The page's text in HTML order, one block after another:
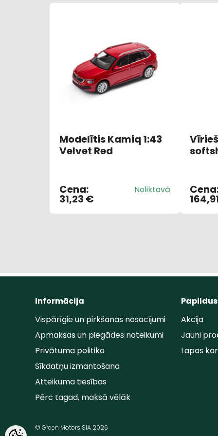
Modelītis Kamiq 1:43
Velvet Red
Cena:
31,23 €
Noliktavā
Informācija
Vispārīgie un pirkšanas nosacījumi
Apmaksas un piegādes noteikumi
Privātuma politika
Sīkdatņu izmantošana
Atteikuma tiesības
Pērc tagad, maksā vēlāk
Papildus
Akcija
Jauni
Lapas
© Green Motors SIA 2026